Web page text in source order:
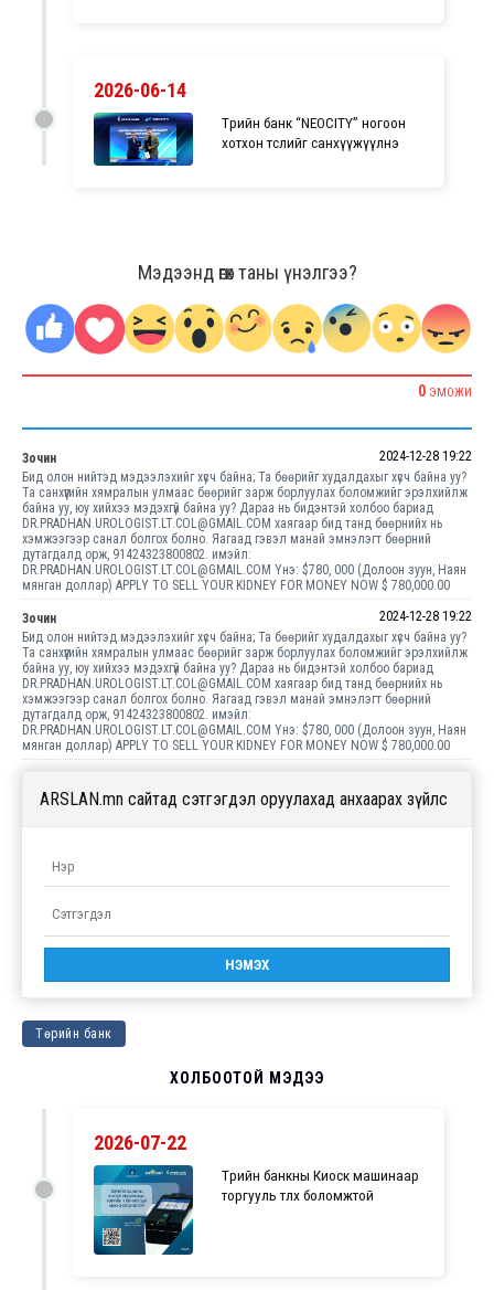
2026-06-14
Төрийн банк “NEOCITY” ногоон
хотхон төслийг санхүүжүүлнэ
Мэдээнд өгөх таны үнэлгээ?
0 ЭМОЖИ
Зочин
2024-12-28 19:22
Бид олон нийтэд мэдээлэхийг хүсч байна; Та бөөрийг худалдахыг хүсч байна уу?
Та санхүүгийн хямралын улмаас бөөрийг зарж борлуулах боломжийг эрэлхийлж
байна уу, юу хийхээ мэдэхгүй байна уу? Дараа нь бидэнтэй холбоо бариад
DR.PRADHAN.UROLOGIST.LT.COL@GMAIL.COM хаягаар бид танд бөөрнийх нь
хэмжээгээр санал болгох болно. Яагаад гэвэл манай эмнэлэгт бөөрний
дутагдалд орж, 91424323800802. имэйл:
DR.PRADHAN.UROLOGIST.LT.COL@GMAIL.COM Yнэ: $780, 000 (Долоон зуун, Наян
мянган доллар) APPLY TO SELL YOUR KIDNEY FOR MONEY NOW $ 780,000.00
Зочин
2024-12-28 19:22
Бид олон нийтэд мэдээлэхийг хүсч байна; Та бөөрийг худалдахыг хүсч байна уу?
Та санхүүгийн хямралын улмаас бөөрийг зарж борлуулах боломжийг эрэлхийлж
байна уу, юу хийхээ мэдэхгүй байна уу? Дараа нь бидэнтэй холбоо бариад
DR.PRADHAN.UROLOGIST.LT.COL@GMAIL.COM хаягаар бид танд бөөрнийх нь
хэмжээгээр санал болгох болно. Яагаад гэвэл манай эмнэлэгт бөөрний
дутагдалд орж, 91424323800802. имэйл:
DR.PRADHAN.UROLOGIST.LT.COL@GMAIL.COM Yнэ: $780, 000 (Долоон зуун, Наян
мянган доллар) APPLY TO SELL YOUR KIDNEY FOR MONEY NOW $ 780,000.00
ARSLAN.mn сайтад сэтгэгдэл оруулахад анхаарах зүйлс
Төрийн банк
ХОЛБООТОЙ МЭДЭЭ
2026-07-22
Төрийн банкны Киоск машинаар
торгууль төлөх боломжтой